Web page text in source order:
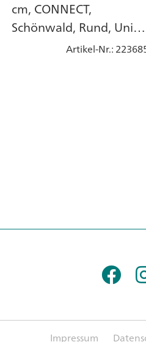
cm, CONNECT,
Schönwald, Rund, Uni
Weiss, Porzellan
Artikel-Nr.:
Impressum